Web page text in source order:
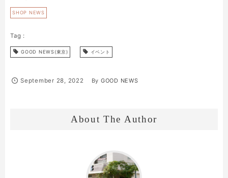
SHOP NEWS
GOOD NEWS(東京) イベント
September 28, 2022 By GOOD NEWS
About The Author